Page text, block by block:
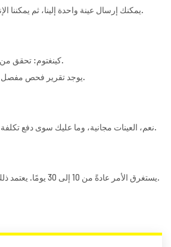
Kingtom: يمكنك إرسال عينة واحدة إلينا، ثم يمكننا الإنتاج وفقًا لعينتك.
كينغتوم: تحقق من العينات قبل الإنتاج الضخم.
يوجد تقرير فحص مفصل وصور للبضائع قبل الشحن.
Kingtom: نعم، العينات مجانية، وما عليك سوى دفع تكلفة الشحن السريع.
Kingtom: يستغرق الأمر عادةً من 10 إلى 30 يومًا. يعتمد ذلك على الطلبات.